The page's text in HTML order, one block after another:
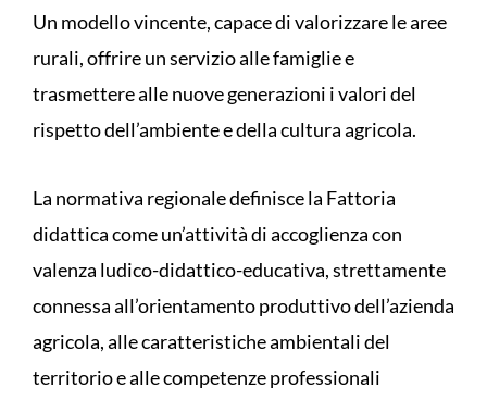
Un modello vincente, capace di valorizzare le aree
rurali, offrire un servizio alle famiglie e
trasmettere alle nuove generazioni i valori del
rispetto dell’ambiente e della cultura agricola.
La normativa regionale definisce la Fattoria
didattica come un’attività di accoglienza con
valenza ludico-didattico-educativa, strettamente
connessa all’orientamento produttivo dell’azienda
agricola, alle caratteristiche ambientali del
territorio e alle competenze professionali